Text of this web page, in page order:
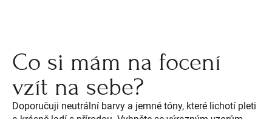
Co si mám na focení
vzít na sebe?
Doporučuji neutrální barvy a jemné tóny, které lichotí pleti